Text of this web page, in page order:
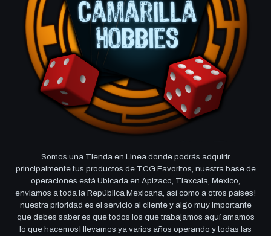
Somos una Tienda en Linea donde podrás adquirir
principalmente tus productos de TCG Favoritos, nuestra base de
operaciones está Ubicada en Apizaco, Tlaxcala, Mexico,
enviamos a toda la República Mexicana, así como a otros países!
nuestra prioridad es el servicio al cliente y algo muy importante
que debes saber es que todos los que trabajamos aquí amamos
lo que hacemos! llevamos ya varios años operando y todas las